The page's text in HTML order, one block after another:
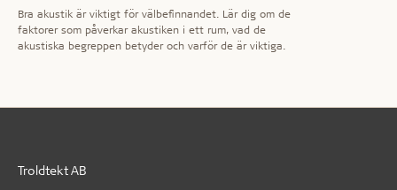
Bra akustik är viktigt för välbefinnandet. Lär dig om de
faktorer som påverkar akustiken i ett rum, vad de
akustiska begreppen betyder och varför de är viktiga.
Troldtekt AB